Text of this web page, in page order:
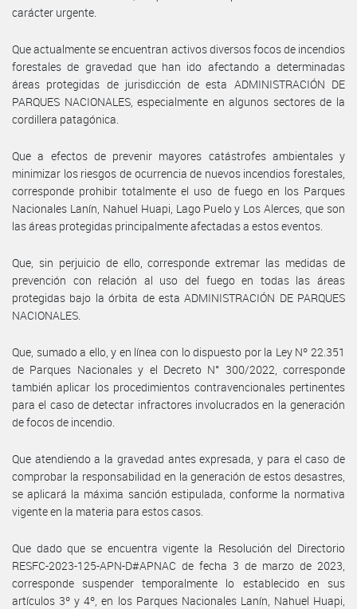
carácter urgente.
Que actualmente se encuentran activos diversos focos de incendios
forestales de gravedad que han ido afectando a determinadas
áreas protegidas de jurisdicción de esta ADMINISTRACIÓN DE
PARQUES NACIONALES, especialmente en algunos sectores de la
cordillera patagónica.
Que a efectos de prevenir mayores catástrofes ambientales y
minimizar los riesgos de ocurrencia de nuevos incendios forestales,
corresponde prohibir totalmente el uso de fuego en los Parques
Nacionales Lanín, Nahuel Huapi, Lago Puelo y Los Alerces, que son
las áreas protegidas principalmente afectadas a estos eventos.
Que, sin perjuicio de ello, corresponde extremar las medidas de
prevención con relación al uso del fuego en todas las áreas
protegidas bajo la órbita de esta ADMINISTRACIÓN DE PARQUES
NACIONALES.
Que, sumado a ello, y en línea con lo dispuesto por la Ley Nº 22.351
de Parques Nacionales y el Decreto N° 300/2022, corresponde
también aplicar los procedimientos contravencionales pertinentes
para el caso de detectar infractores involucrados en la generación
de focos de incendio.
Que atendiendo a la gravedad antes expresada, y para el caso de
comprobar la responsabilidad en la generación de estos desastres,
se aplicará la máxima sanción estipulada, conforme la normativa
vigente en la materia para estos casos.
Que dado que se encuentra vigente la Resolución del Directorio
RESFC-2023-125-APN-D#APNAC de fecha 3 de marzo de 2023,
corresponde suspender temporalmente lo establecido en sus
artículos 3º y 4º, en los Parques Nacionales Lanín, Nahuel Huapi,